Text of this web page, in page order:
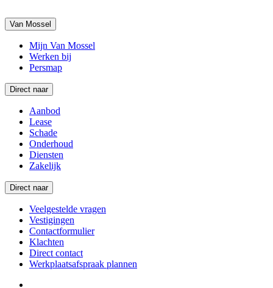
Van Mossel
Mijn Van Mossel
Werken bij
Persmap
Direct naar
Aanbod
Lease
Schade
Onderhoud
Diensten
Zakelijk
Direct naar
Veelgestelde vragen
Vestigingen
Contactformulier
Klachten
Direct contact
Werkplaatsafspraak plannen